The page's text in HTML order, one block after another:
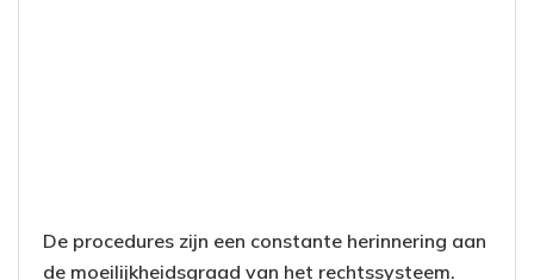
De procedures zijn een constante herinnering aan
de moeilijkheidsgraad van het rechtssysteem.